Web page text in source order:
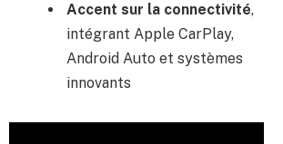
Accent sur la connectivité,
intégrant Apple CarPlay,
Android Auto et systèmes
innovants